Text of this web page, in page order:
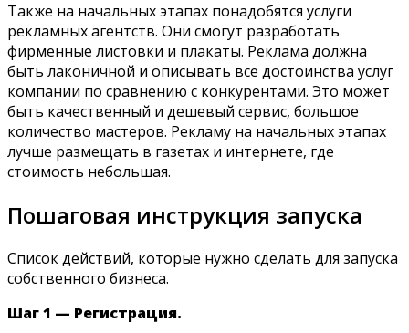
Также на начальных этапах понадобятся услуги
рекламных агентств. Они смогут разработать
фирменные листовки и плакаты. Реклама должна
быть лаконичной и описывать все достоинства услуг
компании по сравнению с конкурентами. Это может
быть качественный и дешевый сервис, большое
количество мастеров. Рекламу на начальных этапах
лучше размещать в газетах и интернете, где
стоимость небольшая.
Пошаговая инструкция запуска
Список действий, которые нужно сделать для запуска
собственного бизнеса.
Шаг 1 — Регистрация.